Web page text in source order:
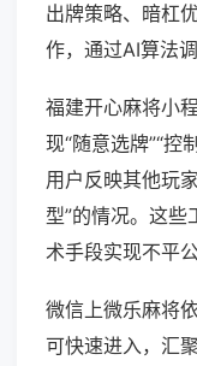
出牌策略、暗杠
作，通过AI算法
福建开心麻将小
现“随意选牌”“控
用户反映其他玩
型”的情况。这
术手段实现不平公
微信上微乐麻将
可快速进入，汇